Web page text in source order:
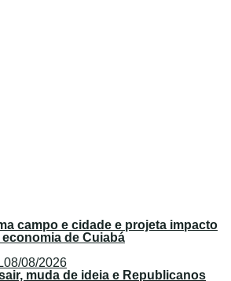
campo e cidade e projeta impacto
de Cuiabá
08/08/2026
muda de ideia e Republicanos